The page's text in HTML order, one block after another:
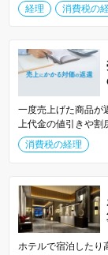
経理
消費税の
一度売上げた商品が
上代金の値引きや
消費税の経理
ホテルで宿泊したり